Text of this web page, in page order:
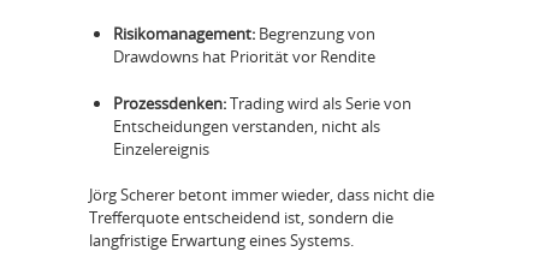
Risikomanagement:Begrenzung von
Drawdowns hat Priorität vor Rendite
Prozessdenken:Trading wird als Serie von
Entscheidungen verstanden, nicht als
Einzelereignis
Jörg Scherer betont immer wieder, dass nicht die
Trefferquote entscheidend ist, sondern die
langfristige Erwartung eines Systems.